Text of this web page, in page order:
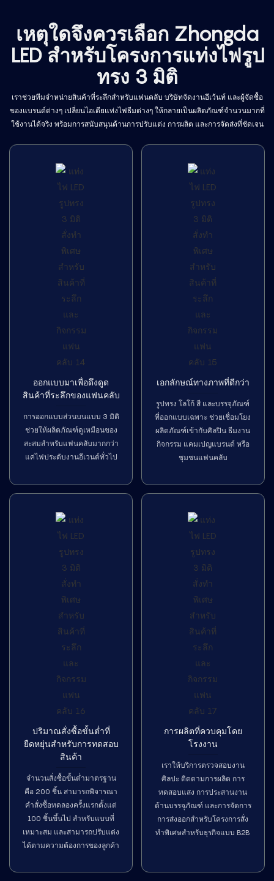
เหตุใดจึงควรเลือก Zhongda
LED สำหรับโครงการแท่งไฟรูป
ทรง 3 มิติ
เราช่วยทีมจำหน่ายสินค้าที่ระลึกสำหรับแฟนคลับ บริษัทจัดงานอีเว้นท์ และผู้จัดซื้อ
ของแบรนด์ต่างๆ เปลี่ยนไอเดียแท่งไฟธีมต่างๆ ให้กลายเป็นผลิตภัณฑ์จำนวนมากที่
ใช้งานได้จริง พร้อมการสนับสนุนด้านการปรับแต่ง การผลิต และการจัดส่งที่ชัดเจน
ออกแบบมาเพื่อดึงดูด
สินค้าที่ระลึกของแฟนคลับ
การออกแบบส่วนบนแบบ 3 มิติ
ช่วยให้ผลิตภัณฑ์ดูเหมือนของ
สะสมสำหรับแฟนคลับมากกว่า
แค่ไฟประดับงานอีเวนต์ทั่วไป
เอกลักษณ์ทางภาพที่ดีกว่า
รูปทรง โลโก้ สี และบรรจุภัณฑ์
ที่ออกแบบเฉพาะ ช่วยเชื่อมโยง
ผลิตภัณฑ์เข้ากับศิลปิน ธีมงาน
กิจกรรม แคมเปญแบรนด์ หรือ
ชุมชนแฟนคลับ
ปริมาณสั่งซื้อขั้นต่ำที่
ยืดหยุ่นสำหรับการทดสอบ
สินค้า
จำนวนสั่งซื้อขั้นต่ำมาตรฐาน
คือ 200 ชิ้น สามารถพิจารณา
คำสั่งซื้อทดลองครั้งแรกตั้งแต่
100 ชิ้นขึ้นไป สำหรับแบบที่
เหมาะสม และสามารถปรับแต่ง
ได้ตามความต้องการของลูกค้า
การผลิตที่ควบคุมโดย
โรงงาน
เราให้บริการตรวจสอบงาน
ศิลปะ ติดตามการผลิต การ
ทดสอบแสง การประสานงาน
ด้านบรรจุภัณฑ์ และการจัดการ
การส่งออกสำหรับโครงการสั่ง
ทำพิเศษสำหรับธุรกิจแบบ B2B